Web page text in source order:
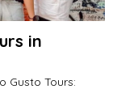
in
Gusto Tours: